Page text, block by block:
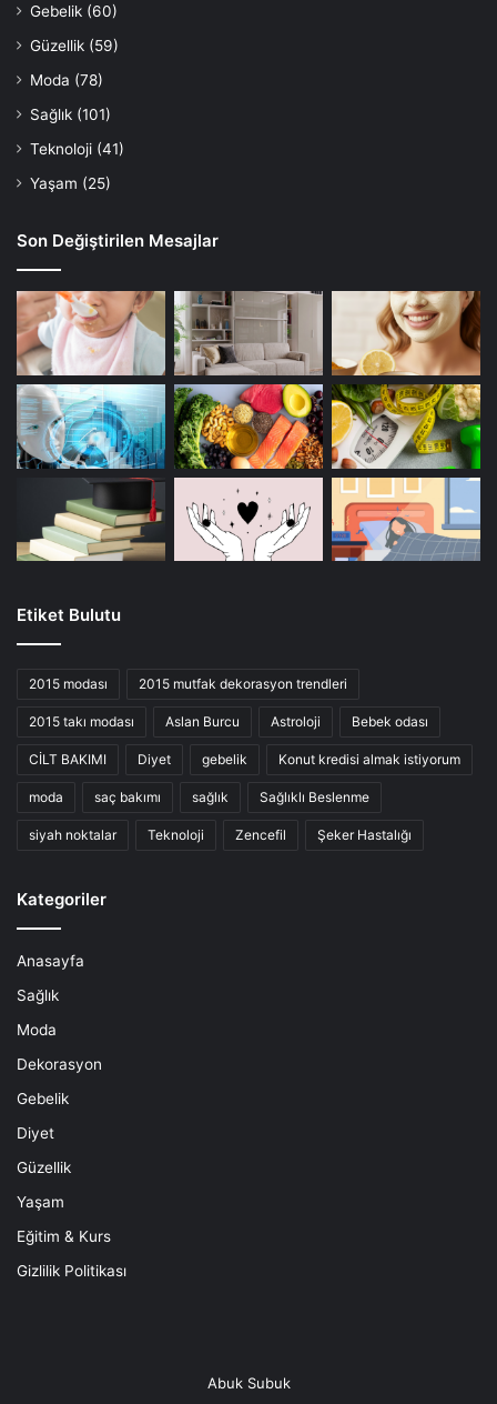
Gebelik (60)
Güzellik (59)
Moda (78)
Sağlık (101)
Teknoloji (41)
Yaşam (25)
Son Değiştirilen Mesajlar
Etiket Bulutu
2015 modası 2015 mutfak dekorasyon trendleri
2015 takı modası Aslan Burcu Astroloji Bebek odası
CİLT BAKIMI Diyet gebelik Konut kredisi almak istiyorum
moda saç bakımı sağlık Sağlıklı Beslenme
siyah noktalar Teknoloji Zencefil Şeker Hastalığı
Kategoriler
Anasayfa
Sağlık
Moda
Dekorasyon
Gebelik
Diyet
Güzellik
Yaşam
Eğitim & Kurs
Gizlilik Politikası
Abuk Subuk